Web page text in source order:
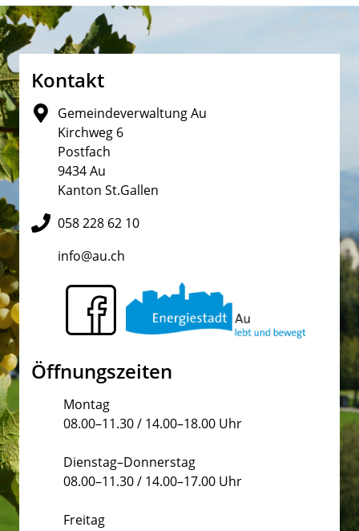
Fusszeile
Kontakt
Gemeindeverwaltung Au
Kirchweg 6
Postfach
9434 Au
Kanton St.Gallen
058 228 62 10
info@au.ch
Öffnungszeiten
Montag
08.00–11.30 / 14.00–18.00 Uhr
Dienstag–Donnerstag
08.00–11.30 / 14.00–17.00 Uhr
Freitag